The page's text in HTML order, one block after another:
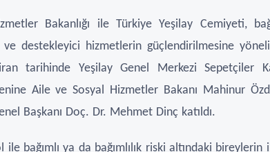
Bakanlığı ile Türkiye Yeşilay Cemiyeti,
ve destekleyici hizmetlerin güçlendirilmesine
tarihinde Yeşilay Genel Merkezi Sepetçiler
Aile ve Sosyal Hizmetler Bakanı Mahinur
Başkanı Doç. Dr. Mehmet Dinç katıldı.
bağımlı ya da bağımlılık riski altındaki